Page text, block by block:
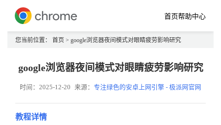
首页帮助中心
您当前位置： 首页 > google浏览器夜间模式对眼睛疲劳影响研究
google浏览器夜间模式对眼睛疲劳影响研究
时间：2025-12-20 来源：专注绿色的安卓上网引擎 - 极派网官网
教程详情